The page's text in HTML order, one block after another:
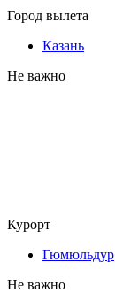
Город вылета
Казань
Не важно
Курорт
Гюмюльдур
Не важно